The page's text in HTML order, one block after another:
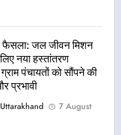
फैसला: जल जीवन मिशन
नया हस्तांतरण
पंचायतों को सौंपने की
प्रभावी
7 August